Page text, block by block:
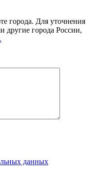
города. Для уточнения
другие города России,
данных